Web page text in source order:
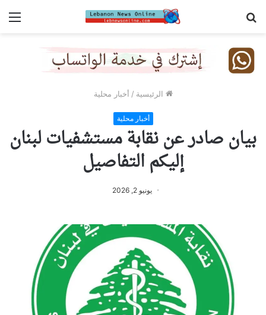
الرئيسية / أخبار محلية
أخبار محلية
بيان صادر عن نقابة مستشفيات لبنان
إليكم التفاصيل
يونيو 2, 2026